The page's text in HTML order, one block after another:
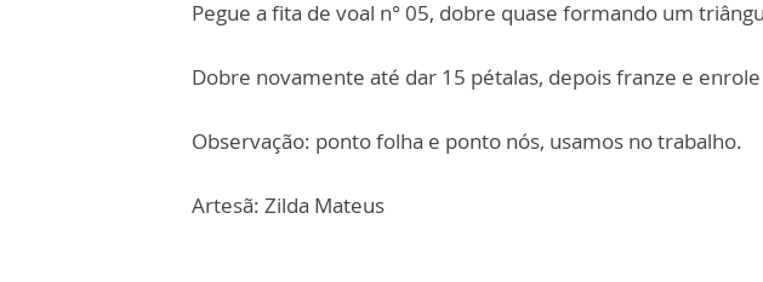
Pegue a fita de voal n° 05, dobre quase formando um
Dobre novamente até dar 15 pétalas, depois franze e
Observação: ponto folha e ponto nós, usamos no trabalho.
Artesã: Zilda Mateus